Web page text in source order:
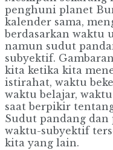
penghuni planet
kalender sama,
berdasarkan waktu
namun sudut
subyektif.
kita ketika kita
istirahat, waktu
waktu belajar,
saat berpikir
Sudut pandang
waktu-subyektif
kita yang lain.